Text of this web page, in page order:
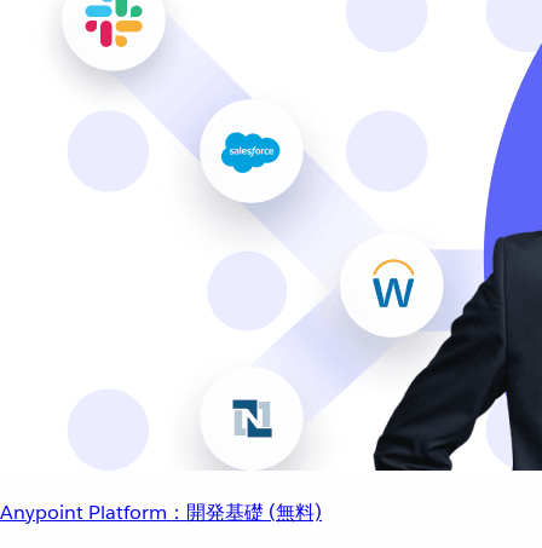
Anypoint Platform：開発基礎 (無料)